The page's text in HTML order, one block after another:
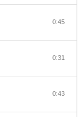
0:45
0:31
0:43